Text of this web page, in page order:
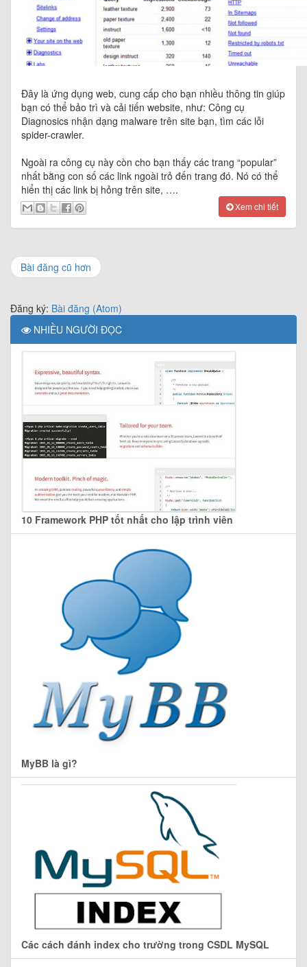
Đây là ứng dụng web, cung cấp cho bạn nhiều thông tin giúp
bạn có thể bảo trì và cải tiến website, như: Công cụ
Diagnosics nhận dạng malware trên site bạn, tìm các lỗi
spider-crawler.
Ngoài ra công cụ này còn cho bạn thấy các trang “popular”
nhất bằng con số các link ngoài trỏ đến trang đó. Nó có thể
hiển thị các link bị hỏng trên site, ….
Xem chi tiết
Bài đăng cũ hơn
Đăng ký: Bài đăng (Atom)
NHIỀU NGƯỜI ĐỌC
10 Framework PHP tốt nhất cho lập trình viên
MyBB là gì?
Các cách đánh index cho trường trong CSDL MySQL